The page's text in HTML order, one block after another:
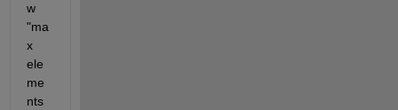
w
"ma
x
ele
me
nts